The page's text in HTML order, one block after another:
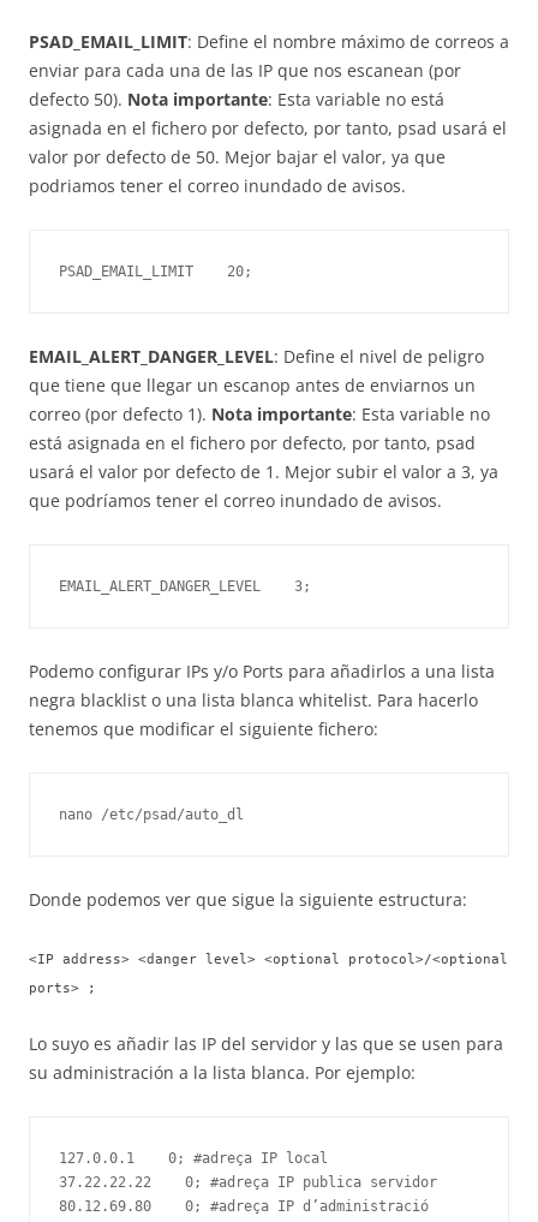
PSAD_EMAIL_LIMIT: Define el nombre máximo de correos a
enviar para cada una de las IP que nos escanean (por
defecto 50). Nota importante: Esta variable no está
asignada en el fichero por defecto, por tanto, psad usará el
valor por defecto de 50. Mejor bajar el valor, ya que
podriamos tener el correo inundado de avisos.
PSAD_EMAIL_LIMIT    20;
EMAIL_ALERT_DANGER_LEVEL: Define el nivel de peligro
que tiene que llegar un escanop antes de enviarnos un
correo (por defecto 1). Nota importante: Esta variable no
está asignada en el fichero por defecto, por tanto, psad
usará el valor por defecto de 1. Mejor subir el valor a 3, ya
que podríamos tener el correo inundado de avisos.
EMAIL_ALERT_DANGER_LEVEL    3;
Podemo configurar IPs y/o Ports para añadirlos a una lista
negra blacklist o una lista blanca whitelist. Para hacerlo
tenemos que modificar el siguiente fichero:
nano /etc/psad/auto_dl
Donde podemos ver que sigue la siguiente estructura:
<IP address> <danger level> <optional protocol>/<optional
ports> ;
Lo suyo es añadir las IP del servidor y las que se usen para
su administración a la lista blanca. Por ejemplo:
127.0.0.1    0; #adreça IP local
37.22.22.22    0; #adreça IP publica servidor